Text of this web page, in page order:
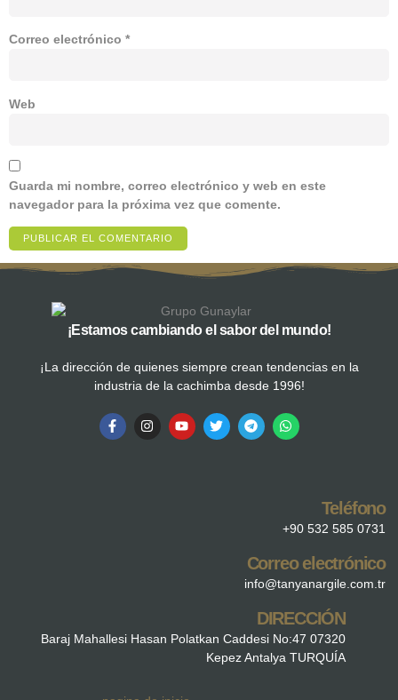
Correo electrónico *
Web
Guarda mi nombre, correo electrónico y web en este
navegador para la próxima vez que comente.
¡Estamos cambiando el sabor del mundo!
¡La dirección de quienes siempre crean tendencias en la
industria de la cachimba desde 1996!
Teléfono
+90 532 585 0731
Correo electrónico
info@tanyanargile.com.tr
DIRECCIÓN
Baraj Mahallesi Hasan Polatkan Caddesi No:47 07320
Kepez Antalya TURQUÍA